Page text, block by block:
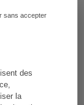
des
la
sans accepter
propose le